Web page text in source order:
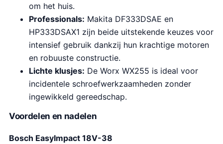
5
9
.
9
9
.
om het huis.
Professionals: Makita DF333DSAE en
HP333DSAX1 zijn beide uitstekende keuzes voor
intensief gebruik dankzij hun krachtige motoren
en robuuste constructie.
Lichte klusjes: De Worx WX255 is ideal voor
incidentele schroefwerkzaamheden zonder
ingewikkeld gereedschap.
Voordelen en nadelen
Bosch EasyImpact 18V-38